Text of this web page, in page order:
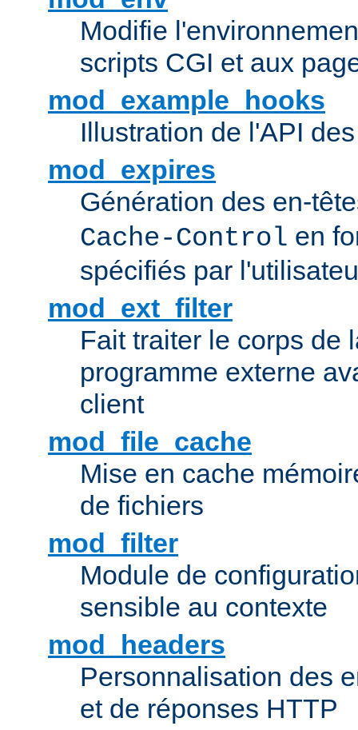
Modifie
scripts CGI et aux
mod_example_hooks
Illustration de l'API
mod_expires
Génération des en-
Cache-Control en
spécifiés par
mod_ext_filter
Fait traiter le corps de
programme externe
client
mod_file_cache
Mise en cache
de fichiers
mod_filter
Module de
sensible au contexte
mod_headers
Personnalisation des
et de réponses HTTP